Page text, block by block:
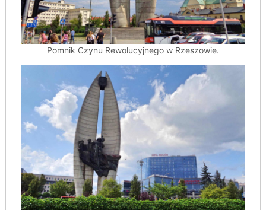
Pomnik Czynu Rewolucyjnego w Rzeszowie.